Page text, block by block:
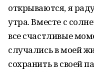
открываются, я
утра. Вместе с
все счастливые
случались в моей
сохранить в своей